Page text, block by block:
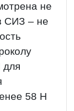
не
СИЗ – не
для
58 Н